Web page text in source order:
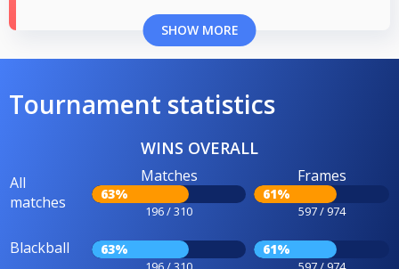
SHOW MORE
Tournament statistics
WINS OVERALL
All
matches
Matches
63%
196 / 310
Frames
61%
597 / 974
Blackball 63% 61%